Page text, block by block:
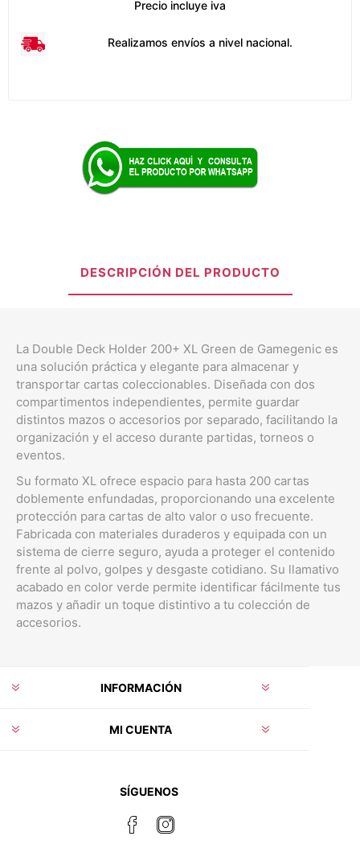
Precio incluye iva
Realizamos envíos a nivel nacional.
DESCRIPCIÓN DEL PRODUCTO
La Double Deck Holder 200+ XL Green de Gamegenic es
una solución práctica y elegante para almacenar y
transportar cartas coleccionables. Diseñada con dos
compartimentos independientes, permite guardar
distintos mazos o accesorios por separado, facilitando la
organización y el acceso durante partidas, torneos o
eventos.
Su formato XL ofrece espacio para hasta 200 cartas
doblemente enfundadas, proporcionando una excelente
protección para cartas de alto valor o uso frecuente.
Fabricada con materiales duraderos y equipada con un
sistema de cierre seguro, ayuda a proteger el contenido
frente al polvo, golpes y desgaste cotidiano. Su llamativo
acabado en color verde permite identificar fácilmente tus
mazos y añadir un toque distintivo a tu colección de
accesorios.
INFORMACIÓN
MI CUENTA
SÍGUENOS